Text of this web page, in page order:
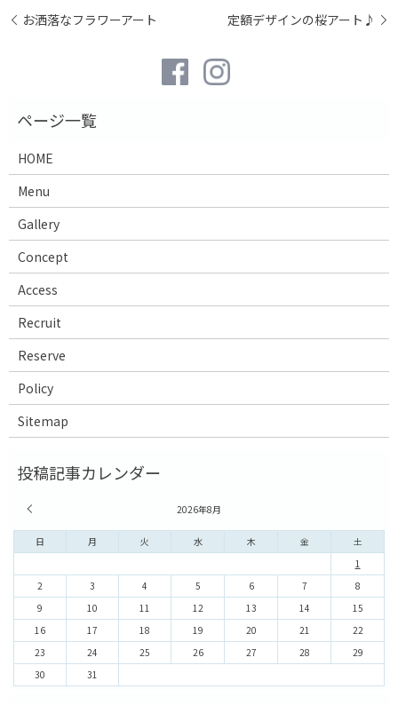
お洒落なフラワーアート 定額デザインの桜アート♪
HOME
Menu
Gallery
Concept
Access
Recruit
Reserve
Policy
Sitemap
2026年8月
日 月 火 水 木 金 土
1
2
3 4 5 6 7
8
9
10 11 12 13 14
15
16
17 18 19 20 21
22
23
24 25 26 27 28
29
30
31